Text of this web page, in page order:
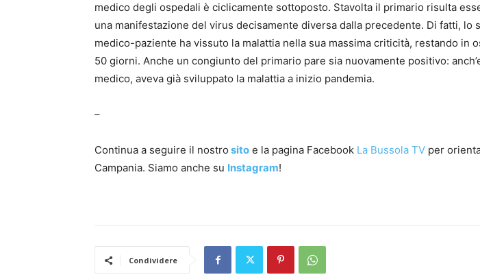
medico degli ospedali è ciclicamente sottoposto. Stavolta il primario risulta
una manifestazione del virus decisamente diversa dalla precedente. Di fatti, lo
medico-paziente ha vissuto la malattia nella sua massima criticità, restando in
50 giorni. Anche un congiunto del primario pare sia nuovamente positivo:
medico, aveva già sviluppato la malattia a inizio pandemia.
–
Continua a seguire il nostro sito e la pagina Facebook La Bussola TV per
Campania. Siamo anche su Instagram!
Condividere